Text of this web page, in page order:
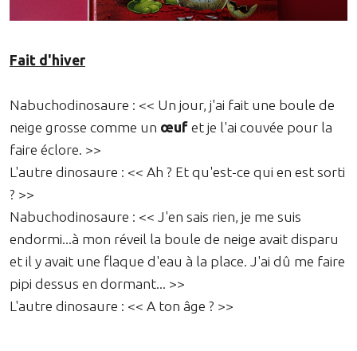
Fait d'hiver
Nabuchodinosaure : << Un jour, j'ai fait une boule de
neige grosse comme un œuf et je l'ai couvée pour la
faire éclore. >>
L'autre dinosaure : << Ah ? Et qu'est-ce qui en est sorti
? >>
Nabuchodinosaure : << J'en sais rien, je me suis
endormi...à mon réveil la boule de neige avait disparu
et il y avait une flaque d'eau à la place. J'ai dû me faire
pipi dessus en dormant... >>
L'autre dinosaure : << A ton âge ? >>